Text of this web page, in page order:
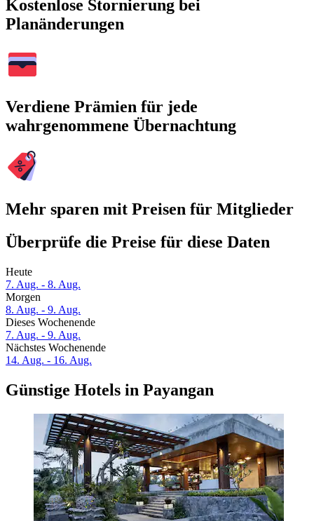
Kostenlose Stornierung bei
Planänderungen
Verdiene Prämien für jede
wahrgenommene Übernachtung
Mehr sparen mit Preisen für Mitglieder
Überprüfe die Preise für diese Daten
Heute
7. Aug. - 8. Aug.
Morgen
8. Aug. - 9. Aug.
Dieses Wochenende
7. Aug. - 9. Aug.
Nächstes Wochenende
14. Aug. - 16. Aug.
Günstige Hotels in Payangan